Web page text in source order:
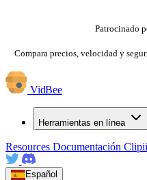
Patrocinado
Compara precios, velocidad y
VidBee
Herramientas en línea
Resources Documentación Clipii
Español